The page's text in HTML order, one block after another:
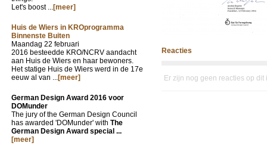
Let's boost ...[meer]
Huis de Wiers in KROprogramma
Binnenste Buiten
Maandag 22 februari
2016 besteedde KRO/NCRV aandacht
aan Huis de Wiers en haar bewoners.
Het statige Huis de Wiers werd in de 17e
eeuw al van ...[meer]
German Design Award 2016 voor
DOMunder
The jury of the German Design Council
has awarded 'DOMunder' with The
German Design Award special ...
[meer]
Reacties
Er zijn nog geen reacties op dit